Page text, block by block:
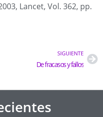
Lancet, Vol. 362, pp.
SIGUIENTE
De fracasos y fallos